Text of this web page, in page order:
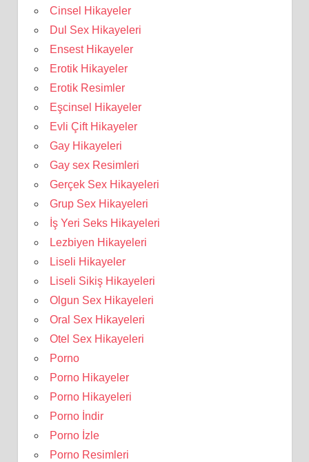
Cinsel Hikayeler
Dul Sex Hikayeleri
Ensest Hikayeler
Erotik Hikayeler
Erotik Resimler
Eşcinsel Hikayeler
Evli Çift Hikayeler
Gay Hikayeleri
Gay sex Resimleri
Gerçek Sex Hikayeleri
Grup Sex Hikayeleri
İş Yeri Seks Hikayeleri
Lezbiyen Hikayeleri
Liseli Hikayeler
Liseli Sikiş Hikayeleri
Olgun Sex Hikayeleri
Oral Sex Hikayeleri
Otel Sex Hikayeleri
Porno
Porno Hikayeler
Porno Hikayeleri
Porno İndir
Porno İzle
Porno Resimleri